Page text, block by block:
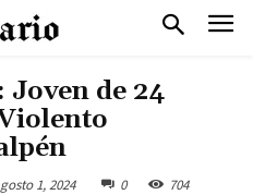
de 24
1, 2024 0 704